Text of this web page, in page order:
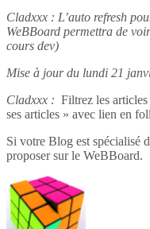
Cladxxx : L’auto refresh
WeBBoard permettra de
cours dev)
Mise à jour du lundi 21
Cladxxx : Filtrez les
ses articles » avec lien en
Si votre Blog est spécialisé
proposer sur le WeBBoard.